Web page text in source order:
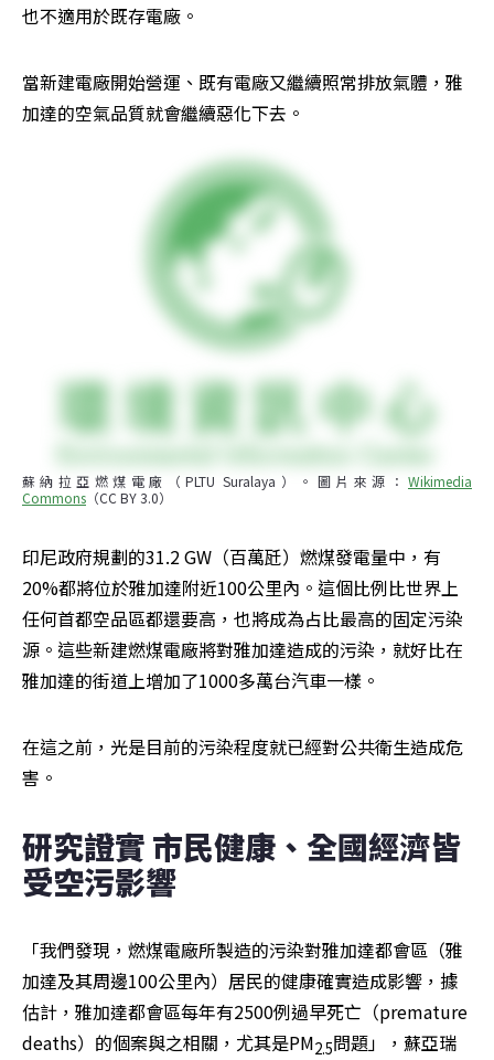
也不適用於既存電廠。
當新建電廠開始營運、既有電廠又繼續照常排放氣體，雅
加達的空氣品質就會繼續惡化下去。
蘇納拉亞燃煤電廠（PLTU Suralaya）。圖片來源： Wikimedia
Commons （CC BY 3.0）
印尼政府規劃的31.2 GW（百萬瓩）燃煤發電量中，有
20%都將位於雅加達附近100公里內。這個比例比世界上
任何首都空品區都還要高，也將成為占比最高的固定污染
源。這些新建燃煤電廠將對雅加達造成的污染，就好比在
雅加達的街道上增加了1000多萬台汽車一樣。
在這之前，光是目前的污染程度就已經對公共衛生造成危
害。
研究證實 市民健康、全國經濟皆
受空污影響
「我們發現，燃煤電廠所製造的污染對雅加達都會區（雅
加達及其周邊100公里內）居民的健康確實造成影響，據
估計，雅加達都會區每年有2500例過早死亡（premature
deaths）的個案與之相關，尤其是PM2.5問題」，蘇亞瑞